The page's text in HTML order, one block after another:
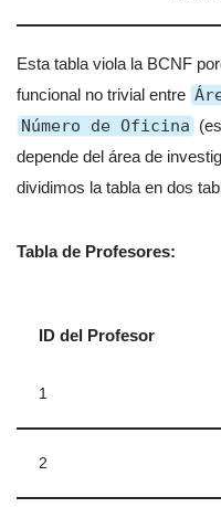
Esta tabla viola la BCNF
funcional no trivial entre
Número de Oficina
depende del área de
dividimos la tabla en dos
Tabla de Profesores:
ID del Profesor
1
2